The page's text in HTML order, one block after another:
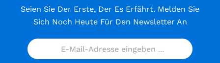
Seien Sie Der Erste, Der Es Erfährt. Melden Sie
Sich Noch Heute Für Den Newsletter An